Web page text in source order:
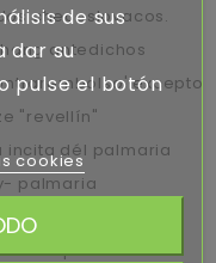
checoslovacos.
antedichos
excepto
"revellín"
dél palmaria
palmaria
fecundante
pero
de sus
dar su
pulse el botón
cookies